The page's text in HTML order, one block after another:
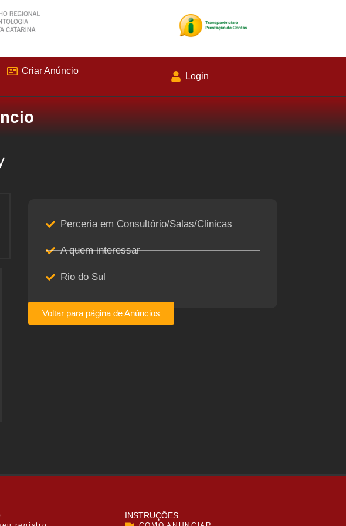
Criar Anúncio
Login
Perceria em Consultório/Salas/Clinicas
A quem interessar
Rio do Sul
Voltar para página de Anúncios
INSTRUÇÕES